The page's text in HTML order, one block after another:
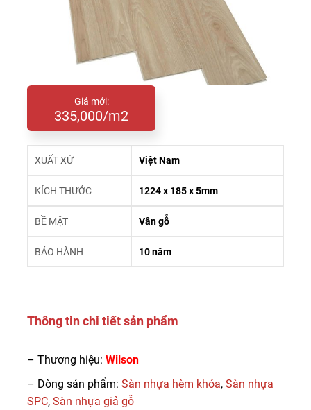
Giá mới:
335,000/m2
XUẤT XỨ Việt Nam
KÍCH THƯỚC 1224 x 185 x 5mm
BỀ MẶT Vân gỗ
BẢO HÀNH 10 năm
Thông tin chi tiết sản phẩm
– Thương hiệu: Wilson
– Dòng sản phẩm: Sàn nhựa hèm khóa, Sàn nhựa
SPC, Sàn nhựa giả gỗ